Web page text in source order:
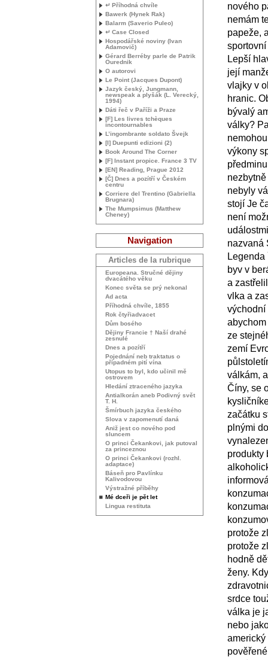
nového
nemám
papeže,
Lepší
její
vlajky v
hranic.
bývalý
války?
výkony
nebyly
stojí Je
není
nazvaná
byv v
a
vlka a
východní
ze
zemí
válkám,
Číny, se
začátku
plnými
produkty
protože
protože
hodně
ženy.
srdce
válka je
nebo
americký
↵ Příhodná chvíle
Bawerk (Hynek Rak)
Balarm (Saverio Puleo)
↵ Case Closed
Hospodářské noviny (Ivan
Adamovič)
Gérard Berréby parle de Patrik
Ourednik
O autorovi
Le Point (Jacques Dupont)
Jazyk český, Jungmann,
newspeak a plyšák (L. Verecký,
1994)
Dáti řeč v Paříži a Praze
[F] Les livres tchèques
incontournables
L’ingombrante soldato Švejk
[I] Duepunti edizioni (2)
Book Around The Corner
[F] Instant propice. France 3 TV
[EN] Reading, Prague 2012
[Č] Dnes a pozítří v Českém
centru
Corriere del Trentino (Gabriella
Brugnara)
The Mumpsimus (Matthew
Cheney)
Navigation
Articles de la rubrique
Europeana. Stručné dějiny
dvacátého věku
Konec světa se prý nekonal
Ad acta
Příhodná chvíle, 1855
Rok čtyřiadvacet
Dům bosého
Dějiny Francie † Naší drahé
zesnulé
Dnes a pozítří
Pojednání neb traktatus o
případném pití vína
Utopus to byl, kdo učinil mě
ostrovem
Hledání ztraceného jazyka
Antialkorán aneb Podivný svět
T. H.
Šmírbuch jazyka českého
Slova v zapomenutí daná
Aniž jest co nového pod
sluncem
O princi Čekankovi, jak putoval
za princeznou
O princi Čekankovi (rozhl.
adaptace)
Báseň pro Pavlínku
Kalivodovou
Výstražné příběhy
Mé dceři je pět let
Lingua restituta